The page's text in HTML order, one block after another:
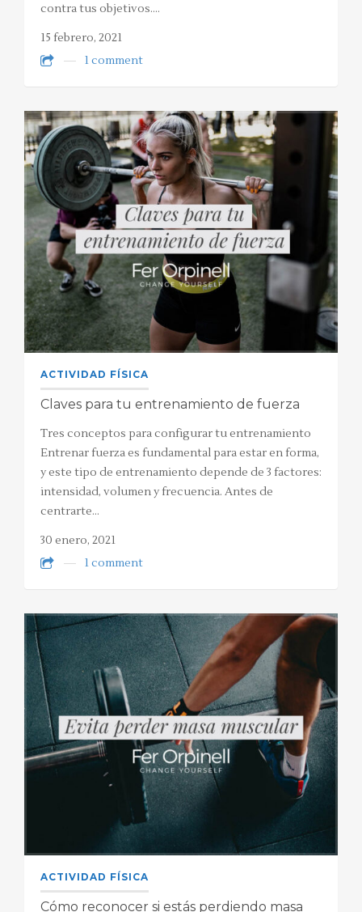
contra tus objetivos.…
15 febrero, 2021
1 comment
ACTIVIDAD FÍSICA
Claves para tu entrenamiento de fuerza
Tres conceptos para configurar tu entrenamiento
Entrenar fuerza es fundamental para estar en forma,
y este tipo de entrenamiento depende de 3 factores:
intensidad, volumen y frecuencia. Antes de
centrarte…
30 enero, 2021
1 comment
ACTIVIDAD FÍSICA
Cómo reconocer si estás perdiendo masa